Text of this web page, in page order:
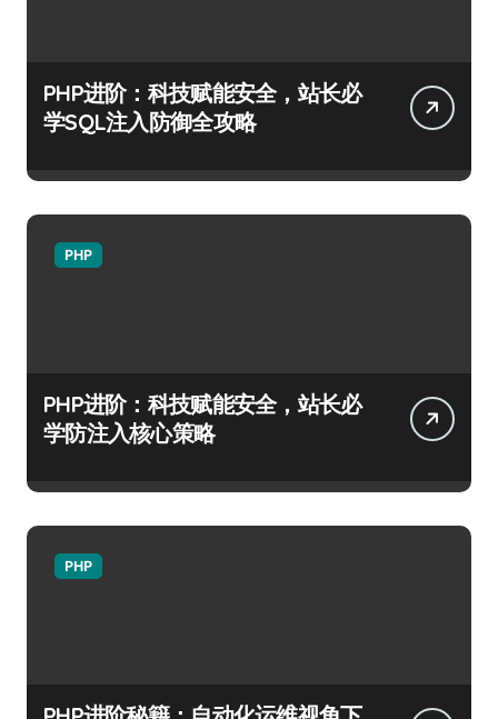
PHP进阶：科技赋能安全，站长必
学SQL注入防御全攻略
PHP
PHP进阶：科技赋能安全，站长必
学防注入核心策略
PHP